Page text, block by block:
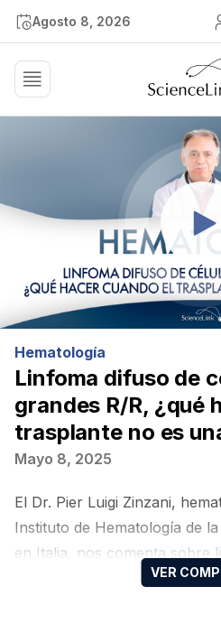
Agosto 8, 2026
Hematología
Linfoma difuso de
grandes R/R, ¿qué
trasplante no es
Mayo 8, 2025
El Dr. Pier Luigi Zinzani,
Instituto de Hematología de
en Italia, nos comenta sobre
B grandes R/R, ¿qué hacer